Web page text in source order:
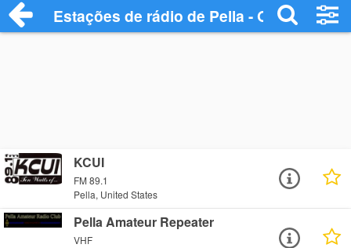
Estações de rádio de Pella - Ouça Online
KCUI
FM 89.1
Pella, United States
Pella Amateur Repeater
VHF